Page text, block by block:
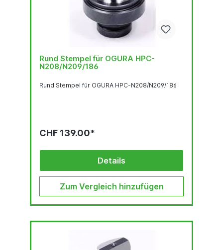
Rund Stempel für OGURA HPC-
N208/N209/186
Rund Stempel für OGURA HPC-N208/N209/186
CHF 139.00*
Details
Zum Vergleich hinzufügen